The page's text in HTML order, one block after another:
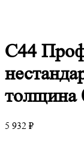
С44
толщина
5 932 ₽